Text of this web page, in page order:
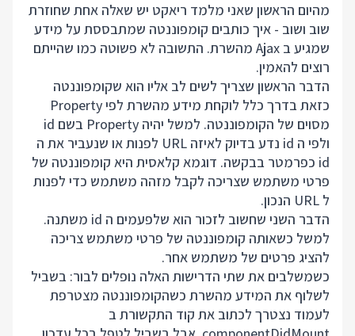
מהיום הראשון שאני מלמד ריאקט יש שאלה אחת שחוזרת
שוב ושוב - איך כותבים קומפוננטה שמתבססת על מידע
שמגיע ב Ajax מהשרת. התשובה לא פשוטה כמו שהייתם
רוצים להאמין.
הדבר הראשון שצריך לשים לב אליו הוא שקומפוננטה
כזאת בדרך כלל לוקחת מידע מהשרת לפי Property
מסוים של הקומפוננטה. למשל יהיה Property בשם id
ולפי ה id נדע בדיוק לאיזה URL לפנות או שנעביר את ה
id כפרמטר בבקשה. דוגמא קלאסית היא קומפוננטה של
פרטי משתמש שצריכה לקבל מזהה משתמש כדי לפנות
ל URL הנכון.
הדבר השני שחשוב לזכור הוא שלפעמים ה id משתנה.
למשל כשאותה קומפוננטה של פרטי משתמש צריכה
להציג פרטים של משתמש אחר.
כשמשלבים את שתי הדרישות האלה נופלים לבור: בשביל
לשלוף את המידע מהשרת כשהקומפוננטה מצטרפת
לעמוד נצטרך לכתוב את קוד התקשורת ב